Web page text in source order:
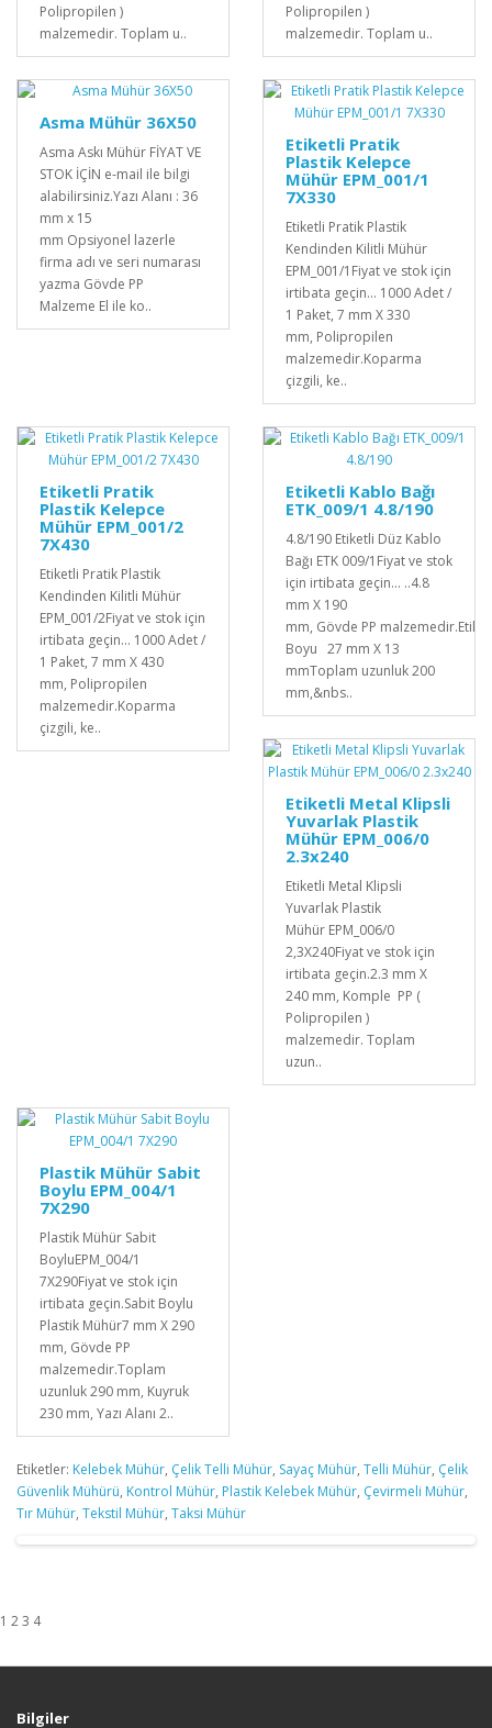
Polipropilen )
malzemedir. Toplam u..
Polipropilen )
malzemedir. Toplam u..
Asma Mühür 36X50
Asma Askı Mühür FİYAT VE
STOK İÇİN e-mail ile bilgi
alabilirsiniz.Yazı Alanı : 36
mm x 15
mm Opsiyonel lazerle
firma adı ve seri numarası
yazma Gövde PP
Malzeme El ile ko..
Etiketli Pratik
Plastik Kelepce
Mühür EPM_001/1
7X330
Etiketli Pratik Plastik
Kendinden Kilitli Mühür
EPM_001/1Fiyat ve stok için
irtibata geçin... 1000 Adet /
1 Paket, 7 mm X 330
mm, Polipropilen
malzemedir. Koparma
çizgili, ke..
Etiketli Pratik
Plastik Kelepce
Mühür EPM_001/2
7X430
Etiketli Pratik Plastik
Kendinden Kilitli Mühür
EPM_001/2Fiyat ve stok için
irtibata geçin... 1000 Adet /
1 Paket, 7 mm X 430
mm, Polipropilen
malzemedir. Koparma
çizgili, ke..
Etiketli Kablo Bağı
ETK_009/1 4.8/190
4.8/190 Etiketli Düz Kablo
Bağı ETK 009/1Fiyat ve stok
için irtibata geçin... ..4.8
mm X 190
mm, Gövde PP malzemedir.Etiket
Boyu 27 mm X 13
mmToplam uzunluk 200
mm,&nbs..
Etiketli Metal Klipsli
Yuvarlak Plastik
Mühür EPM_006/0
2.3x240
Etiketli Metal Klipsli
Yuvarlak Plastik
Mühür EPM_006/0
2,3X240Fiyat ve stok için
irtibata geçin.2.3 mm X
240 mm, Komple PP (
Polipropilen )
malzemedir. Toplam
uzun..
Plastik Mühür Sabit
Boylu EPM_004/1
7X290
Plastik Mühür Sabit
BoyluEPM_004/1
7X290Fiyat ve stok için
irtibata geçin.Sabit Boylu
Plastik Mühür7 mm X 290
mm, Gövde PP
malzemedir.Toplam
uzunluk 290 mm, Kuyruk
230 mm, Yazı Alanı 2..
Etiketler: Kelebek Mühür, Çelik Telli Mühür, Sayaç Mühür, Telli Mühür, Çelik
Güvenlik Mühürü, Kontrol Mühür, Plastik Kelebek Mühür, Çevirmeli Mühür,
Tır Mühür, Tekstil Mühür, Taksi Mühür
1 2 3 4
Bilgiler